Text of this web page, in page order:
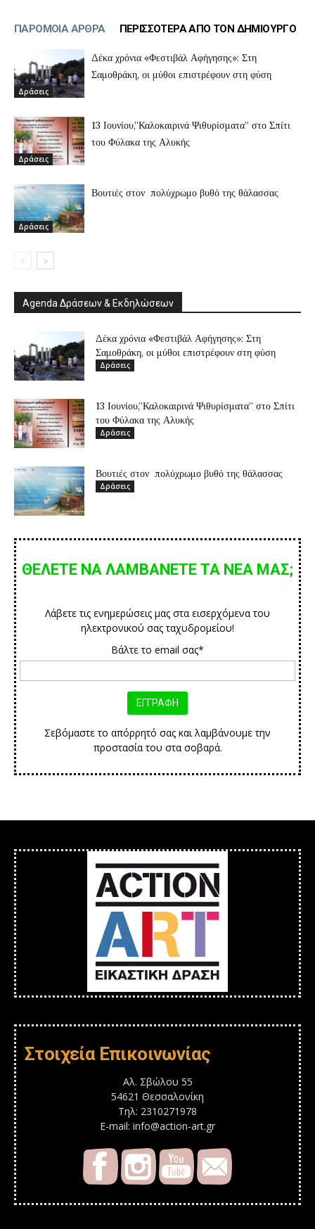
ΠΑΡΟΜΟΙΑ ΑΡΘΡΑ ΠΕΡΙΣΣΟΤΕΡΑ ΑΠΟ ΤΟΝ ΔΗΜΙΟΥΡΓΟ
Δράσεις
Δέκα χρόνια «Φεστιβάλ Αφήγησης»: Στη
Σαμοθράκη, οι μύθοι επιστρέφουν στη φύση
Δράσεις
13 Ιουνίου,”Καλοκαιρινά Ψιθυρίσματα” στο Σπίτι
του Φύλακα της Αλυκής
Δράσεις
Βουτιές στον πολύχρωμο βυθό της θάλασσας
Agenda Δράσεων & Εκδηλώσεων
Δέκα χρόνια «Φεστιβάλ Αφήγησης»: Στη
Σαμοθράκη, οι μύθοι επιστρέφουν στη φύση
Δράσεις
13 Ιουνίου,”Καλοκαιρινά Ψιθυρίσματα” στο Σπίτι
του Φύλακα της Αλυκής
Δράσεις
Βουτιές στον πολύχρωμο βυθό της θάλασσας
Δράσεις
ΘΕΛΕΤΕ ΝΑ ΛΑΜΒΑΝΕΤΕ ΤΑ ΝΕΑ ΜΑΣ;
Λάβετε τις ενημερώσεις μας στα εισερχόμενα του
ηλεκτρονικού σας ταχυδρομείου!
Βάλτε το email σας*
Σεβόμαστε το απόρρητό σας και λαμβάνουμε την
προστασία του στα σοβαρά.
Στοιχεία Επικοινωνίας
Αλ. Σβώλου 55
54621 Θεσσαλονίκη
Τηλ: 2310271978
E-mail: info@action-art.gr